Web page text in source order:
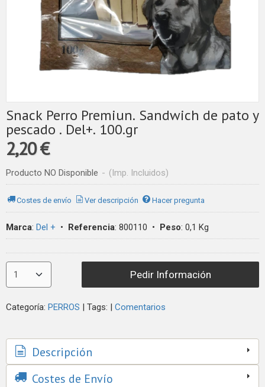
Snack Perro Premiun. Sandwich de pato y
pescado . Del+. 100.gr
2,20 €
Producto NO Disponible - (Imp. Incluidos)
Costes de envío Ver descripción Hacer pregunta
Marca: Del + • Referencia: 800110 • Peso: 0,1 Kg
Pedir Información
Categoría: PERROS | Tags: | Comentarios
Descripción
Costes de Envío